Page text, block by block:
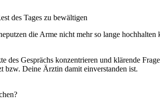
des Tages zu bewältigen
die Arme nicht mehr so lange hochhalten
Gesprächs konzentrieren und klärende
bzw. Deine Ärztin damit einverstanden ist.